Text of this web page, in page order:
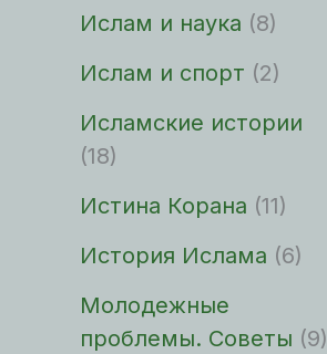
Ислам и наука (8)
Ислам и спорт (2)
Исламские истории
(18)
Истина Корана (11)
История Ислама (6)
Молодежные
проблемы. Советы (9)